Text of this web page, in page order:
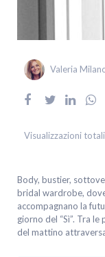
Valeria
Visualizzazioni
Body, bustier,
bridal wardrobe,
accompagnano la
giorno del “Sì”. Tra
del mattino